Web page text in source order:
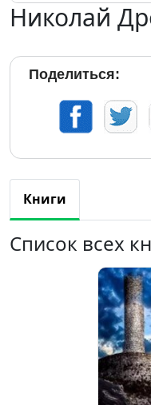
Николай
Поделиться:
Книги
Список всех